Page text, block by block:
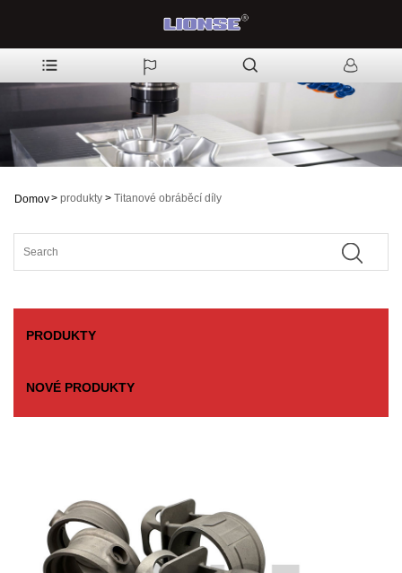
Domov> produkty > Titanové obráběcí díly
PRODUKTY
NOVÉ PRODUKTY